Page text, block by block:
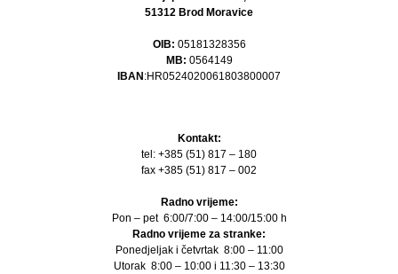
51312 Brod Moravice
OIB: 05181328356
MB: 0564149
IBAN:HR0524020061803800007
Kontakt:
tel: +385 (51) 817 – 180
fax +385 (51) 817 – 002
Radno vrijeme:
Pon – pet 6:00/7:00 – 14:00/15:00 h
Radno vrijeme za stranke:
Ponedjeljak i četvrtak 8:00 – 11:00
Utorak 8:00 – 10:00 i 11:30 – 13:30